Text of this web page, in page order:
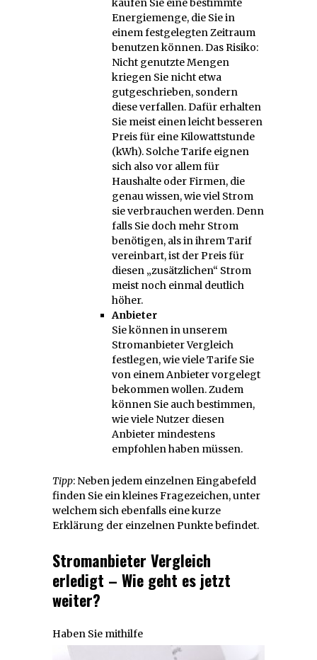
kaufen Sie eine bestimmte
Energiemenge, die Sie in
einem festgelegten Zeitraum
benutzen können. Das Risiko:
Nicht genutzte Mengen
kriegen Sie nicht etwa
gutgeschrieben, sondern
diese verfallen. Dafür erhalten
Sie meist einen leicht besseren
Preis für eine Kilowattstunde
(kWh). Solche Tarife eignen
sich also vor allem für
Haushalte oder Firmen, die
genau wissen, wie viel Strom
sie verbrauchen werden. Denn
falls Sie doch mehr Strom
benötigen, als in ihrem Tarif
vereinbart, ist der Preis für
diesen „zusätzlichen“ Strom
meist noch einmal deutlich
höher.
Anbieter
Sie können in unserem
Stromanbieter Vergleich
festlegen, wie viele Tarife Sie
von einem Anbieter vorgelegt
bekommen wollen. Zudem
können Sie auch bestimmen,
wie viele Nutzer diesen
Anbieter mindestens
empfohlen haben müssen.
Tipp: Neben jedem einzelnen Eingabefeld
finden Sie ein kleines Fragezeichen, unter
welchem sich ebenfalls eine kurze
Erklärung der einzelnen Punkte befindet.
Stromanbieter Vergleich
erledigt – Wie geht es jetzt
weiter?
Haben Sie mithilfe